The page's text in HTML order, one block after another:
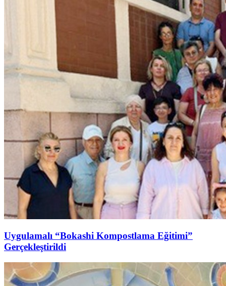
Uygulamalı “Bokashi Kompostlama Eğitimi”
Gerçekleştirildi